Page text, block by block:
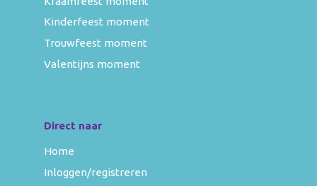
Kinderfeest moment
Trouwfeest moment
Valentijns moment
Direct naar
Home
Inloggen/registreren